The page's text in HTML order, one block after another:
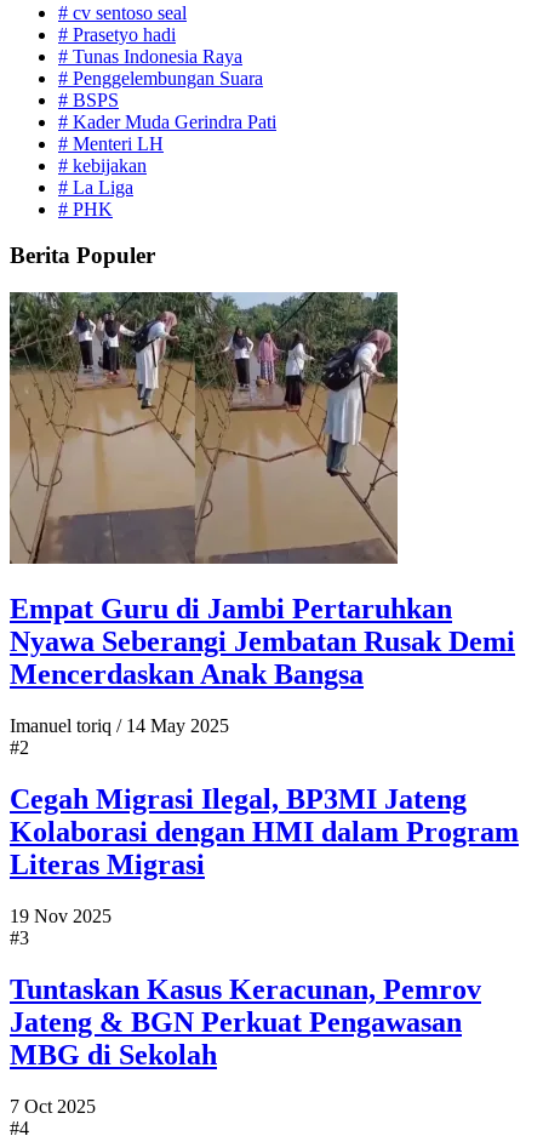
# cv sentoso seal
# Prasetyo hadi
# Tunas Indonesia Raya
# Penggelembungan Suara
# BSPS
# Kader Muda Gerindra Pati
# Menteri LH
# kebijakan
# La Liga
# PHK
Berita Populer
Empat Guru di Jambi Pertaruhkan
Nyawa Seberangi Jembatan Rusak Demi
Mencerdaskan Anak Bangsa
Imanuel toriq / 14 May 2025
#2
Cegah Migrasi Ilegal, BP3MI Jateng
Kolaborasi dengan HMI dalam Program
Literas Migrasi
19 Nov 2025
#3
Tuntaskan Kasus Keracunan, Pemrov
Jateng & BGN Perkuat Pengawasan
MBG di Sekolah
7 Oct 2025
#4